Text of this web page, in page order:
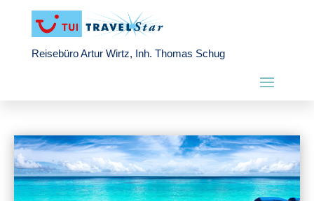
Reisebüro Artur Wirtz, Inh. Thomas Schug